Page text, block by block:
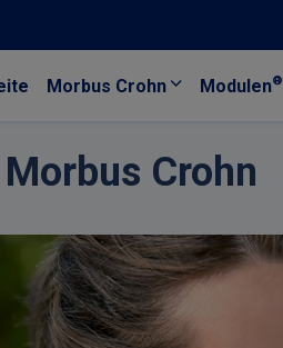
Morbus Crohn Modulen®
Crohn